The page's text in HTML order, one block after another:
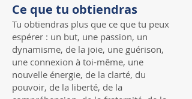
Ce que tu obtiendras
Tu obtiendras plus que ce que tu peux
espérer : un but, une passion, un
dynamisme, de la joie, une guérison,
une connexion à toi-même, une
nouvelle énergie, de la clarté, du
pouvoir, de la liberté, de la